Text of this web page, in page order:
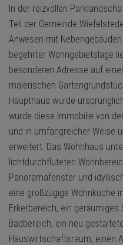
In der reizvollen
Teil der Gemeinde
Anwesen mit
begehrter Wohngebietslage
besonderen Adresse auf
malerischen
Haupthaus wurde
wurde diese Immobilie von
und in umfangreicher Weise
erweitert. Das Wohnhaus
lichtdurchfluteten
Panoramafenster und
eine großzügige Wohnküche
Erkerbereich, ein
Badbereich, ein neu
Hauswirtschaftsraum, einen